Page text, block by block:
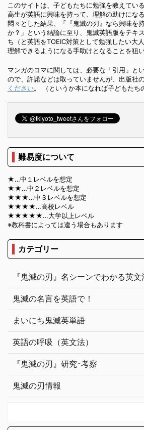
このサイトは、子どもたちに勉強を教えてい
高生が英語に興味を持って、理解の助けにな
悶々とした結果、「『鬼滅の刃』なら興味を
か？」という結論に至り、鬼滅英語版をテキ
ち（と英語をTOEIC対策として勉強したい大
理解できるようになる手助けとなることを狙
マンガのコマに関しては、必要な「引用」と
ので、許諾などは取っていませんが、出版社
ください。 （というか本になれば子どもたち
難易度について
★…中１レベルを想定
★★…中２レベルを想定
★★★…中３レベルを想定
★★★★…高校レベル
★★★★★…大学以上レベル
※教科書によっては違う場合もあります
カテゴリー
『鬼滅の刃』名シーンでわかる英文
鬼滅の名言を英語で！
まいにち鬼滅英単語
英語の呼吸（英文法）
『鬼滅の刃』研究･考察
鬼滅の刃情報